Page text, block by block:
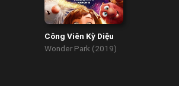
Công Viên Kỳ Diệu
Wonder Park (2019)